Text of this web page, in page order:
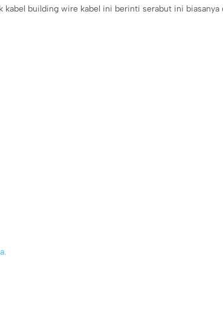
kabel building wire kabel ini berinti serabut ini